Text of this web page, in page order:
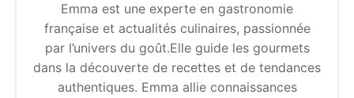
Emma est une experte en gastronomie
française et actualités culinaires, passionnée
par l’univers du goût.Elle guide les gourmets
dans la découverte de recettes et de tendances
authentiques. Emma allie connaissances